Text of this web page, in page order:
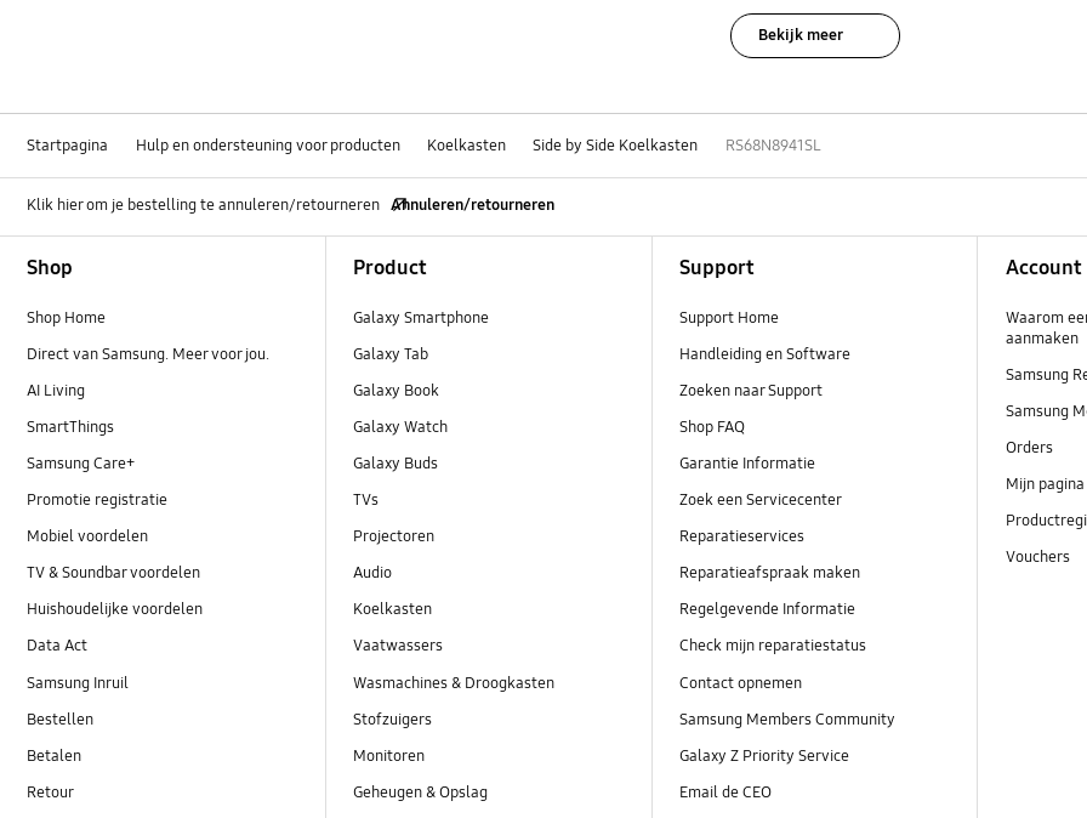
Bekijk meer
Startpagina Hulp en ondersteuning voor producten Koelkasten Side by Side Koelkasten RS68N8941SL
Klik hier om je bestelling te annuleren/retourneren Annuleren/retourneren
Shop
Shop Home
Direct van Samsung. Meer voor jou.
AI Living
SmartThings
Samsung Care+
Promotie registratie
Mobiel voordelen
TV & Soundbar voordelen
Huishoudelijke voordelen
Data Act
Samsung Inruil
Bestellen
Betalen
Retour
Product
Galaxy Smartphone
Galaxy Tab
Galaxy Book
Galaxy Watch
Galaxy Buds
TVs
Projectoren
Audio
Koelkasten
Vaatwassers
Wasmachines & Droogkasten
Stofzuigers
Monitoren
Geheugen & Opslag
Support
Support Home
Handleiding en Software
Zoeken naar Support
Shop FAQ
Garantie Informatie
Zoek een Servicecenter
Reparatieservices
Reparatieafspraak maken
Regelgevende Informatie
Check mijn reparatiestatus
Contact opnemen
Samsung Members Community
Galaxy Z Priority Service
Email de CEO
Account
Waarom
aanmaken
Samsung
Samsung
Orders
Mijn pagina
Vouchers